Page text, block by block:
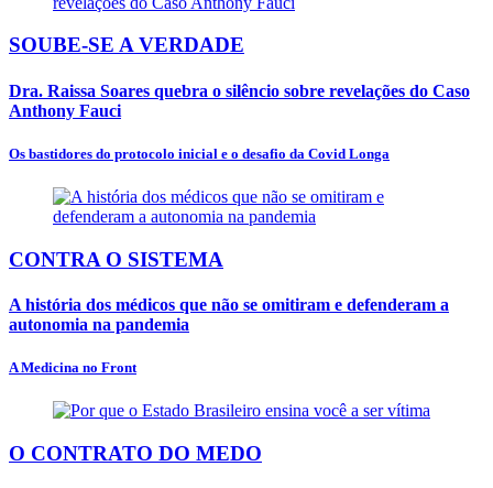
SOUBE-SE A VERDADE
Dra. Raissa Soares quebra o silêncio sobre revelações do Caso
Anthony Fauci
Os bastidores do protocolo inicial e o desafio da Covid Longa
CONTRA O SISTEMA
A história dos médicos que não se omitiram e defenderam a
autonomia na pandemia
A Medicina no Front
O CONTRATO DO MEDO